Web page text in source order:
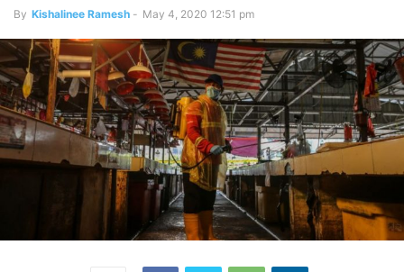
By Kishalinee Ramesh - May 4, 2020 12:51 pm